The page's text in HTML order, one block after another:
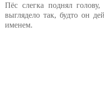
Пёс слегка поднял
выглядело так, будто он
именем.